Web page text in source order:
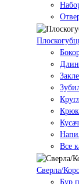
Все
Сверла/
Бур